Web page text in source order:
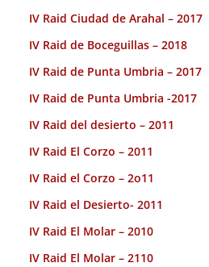
IV Raid Ciudad de Arahal – 2017
IV Raid de Boceguillas – 2018
IV Raid de Punta Umbria – 2017
IV Raid de Punta Umbria -2017
IV Raid del desierto – 2011
IV Raid El Corzo – 2011
IV Raid el Corzo – 2o11
IV Raid el Desierto- 2011
IV Raid El Molar – 2010
IV Raid El Molar – 2110